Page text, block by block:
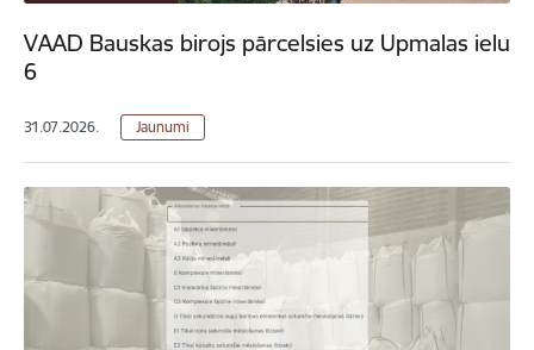
VAAD Bauskas birojs pārcelsies uz Upmalas ielu
6
31.07.2026. Jaunumi